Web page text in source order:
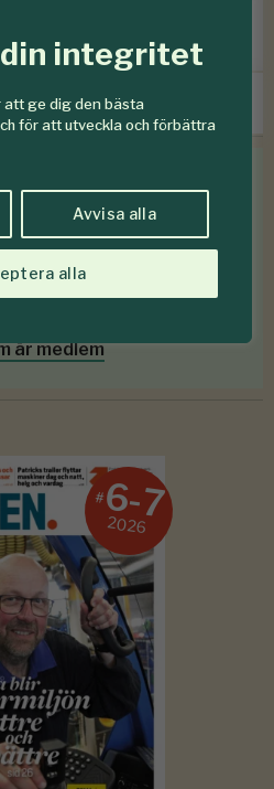
din integritet
att ge dig den bästa
för att utveckla och förbättra
Avvisa alla
alla
funnits?”
hos Mellanskog
mindre än en krona om
är medlem
#6-7
2026